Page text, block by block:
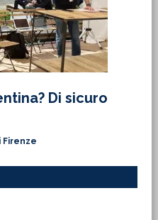
Di sicuro
Firenze